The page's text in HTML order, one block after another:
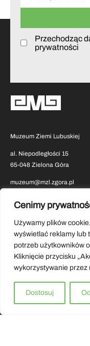
Cenimy
Używamy plików
wyświetlać reklamy lub
potrzeb użytkowników
Kliknięcie przycisku
wykorzystywanie przez
Dostosuj
Przechodząc
prywatności
Muzeum Ziemi Lubuskiej
al. Niepodległości 15
65-048 Zielona Góra
muzeum@mzl.zgora.pl
Wszystkie prawa
Pobierz aplikację Muzeum